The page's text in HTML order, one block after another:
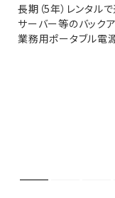
長期（5年）レンタル
サーバー等のバック
業務用ポータブル電